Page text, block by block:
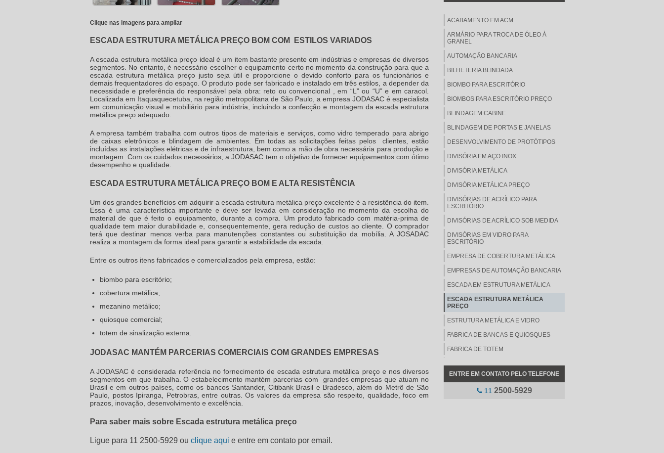
Clique nas imagens para ampliar
ESCADA ESTRUTURA METÁLICA PREÇO BOM COM ESTILOS VARIADOS
Aescada estrutura metálica preço ideal é um item bastante presente em indústrias e empresas de diversos
segmentos. No entanto, é necessário escolher o equipamento certo no momento da construção para que a
escada estrutura metálica preço justo seja útil e proporcione o devido conforto para os funcionários e
demais frequentadores do espaço. O produto pode ser fabricado e instalado em três estilos, a depender da
necessidade e preferência do responsável pela obra: reto ou convencional , em “L” ou “U” e em caracol.
Localizada em Itaquaquecetuba, na região metropolitana de São Paulo, a empresa JODASAC é especialista
em comunicação visual e mobiliário para indústria, incluindo a confecção e montagem daescada estrutura
metálica preço adequado.
A empresa também trabalha com outros tipos de materiais e serviços, como vidro temperado para abrigo
de caixas eletrônicos e blindagem de ambientes. Em todas as solicitações feitas pelos clientes, estão
incluídas as instalações elétricas e de infraestrutura, bem como a mão de obra necessária para produção e
montagem. Com os cuidados necessários, a JODASAC tem o objetivo de fornecer equipamentos com ótimo
desempenho e qualidade.
ESCADA ESTRUTURA METÁLICA PREÇO BOM E ALTA RESISTÊNCIA
Um dos grandes benefícios em adquirir a escada estrutura metálica preço excelente é a resistência do item.
Essa é uma característica importante e deve ser levada em consideração no momento da escolha do
material de que é feito o equipamento, durante a compra. Um produto fabricado com matéria-prima de
qualidade tem maior durabilidade e, consequentemente, gera redução de custos ao cliente. O comprador
terá que destinar menos verba para manutenções constantes ou substituição da mobília. A JOSADAC
realiza a montagem da forma ideal para garantir a estabilidade da escada.
Entre os outros itens fabricados e comercializados pela empresa, estão:
biombo para escritório;
cobertura metálica;
mezanino metálico;
quiosque comercial;
totem de sinalização externa.
JODASAC MANTÉM PARCERIAS COMERCIAIS COM GRANDES EMPRESAS
A JODASAC é considerada referência no fornecimento deescada estrutura metálica preçoe nos diversos
segmentos em que trabalha. O estabelecimento mantém parcerias com grandes empresas que atuam no
Brasil e em outros países, como os bancos Santander, Citibank Brasil e Bradesco, além do Metrô de São
Paulo, postos Ipiranga, Petrobras, entre outras. Os valores da empresa são respeito, qualidade, foco em
prazos, inovação, desenvolvimento e excelência.
Para saber mais sobre Escada estrutura metálica preço
Ligue para 11 2500-5929 ou clique aqui e entre em contato por email.
ACABAMENTO EM ACM
ARMÁRIO PARA TROCA DE ÓLEO À
GRANEL
AUTOMAÇÃO BANCARIA
BILHETERIA BLINDADA
BIOMBO PARA ESCRITÓRIO
BIOMBOS PARA ESCRITÓRIO PREÇO
BLINDAGEM CABINE
BLINDAGEM DE PORTAS E JANELAS
DESENVOLVIMENTO DE PROTÓTIPOS
DIVISÓRIA EM AÇO INOX
DIVISÓRIA METÁLICA
DIVISÓRIA METÁLICA PREÇO
DIVISÓRIAS DE ACRÍLICO PARA
ESCRITÓRIO
DIVISÓRIAS DE ACRÍLICO SOB MEDIDA
DIVISÓRIAS EM VIDRO PARA
ESCRITÓRIO
EMPRESA DE COBERTURA METÁLICA
EMPRESAS DE AUTOMAÇÃO BANCARIA
ESCADA EM ESTRUTURA METÁLICA
ESCADA ESTRUTURA METÁLICA
PREÇO
ESTRUTURA METÁLICA E VIDRO
FABRICA DE BANCAS E QUIOSQUES
FABRICA DE TOTEM
MEZANINO METÁLICO PREÇO
MOBILIÁRIO PARA LOJAS
ENTRE EM CONTATO PELO TELEFONE
11 2500-5929